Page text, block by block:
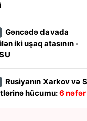
iki uşaq atasının -
hücumu:6 nəfər